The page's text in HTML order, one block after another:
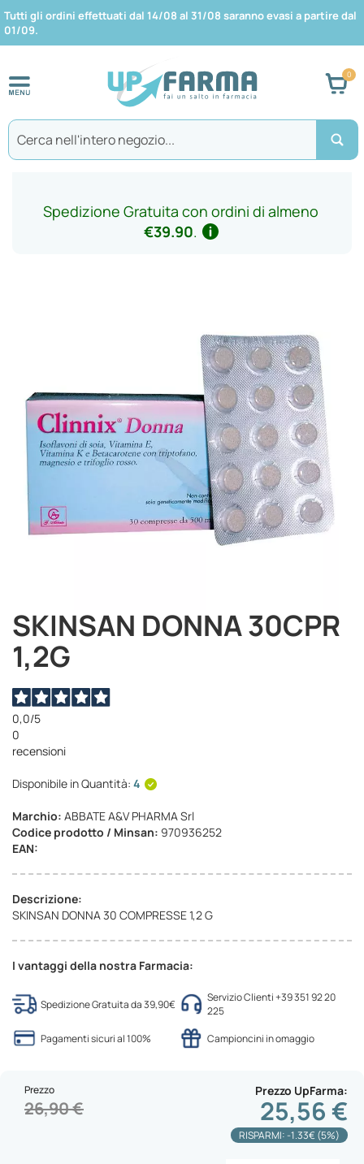
Tutti gli ordini effettuati dal 14/08 al 31/08 saranno evasi a partire dal
01/09.
Spedizione Gratuita con ordini di almeno
€39.90.
SKINSAN DONNA 30CPR
1,2G
0,0/5
0
recensioni
Disponibile in Quantità: 4
Marchio: ABBATE A&V PHARMA Srl
Codice prodotto / Minsan: 970936252
EAN:
Descrizione:
SKINSAN DONNA 30 COMPRESSE 1,2 G
I vantaggi della nostra Farmacia:
Spedizione Gratuita da 39,90€
Servizio Clienti +39 351 92 20
225
Pagamenti sicuri al 100%
Campioncini in omaggio
Prezzo UpFarma
25,56 €
Prezzo
26,90 €
RISPARMI: -1.33€ (5%)
Vai
all'inizio
della
galleria
immagini